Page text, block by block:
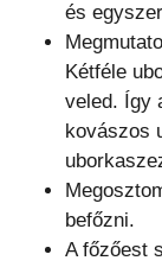
és
Kétféle
veled. Így
kovászos
befőzni.
A főzőest